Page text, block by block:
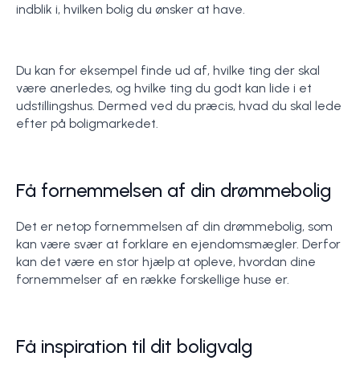
indblik i, hvilken bolig du ønsker at have.
Du kan for eksempel finde ud af, hvilke ting der skal
være anerledes, og hvilke ting du godt kan lide i et
udstillingshus. Dermed ved du præcis, hvad du skal lede
efter på boligmarkedet.
Få fornemmelsen af din drømmebolig
Det er netop fornemmelsen af din drømmebolig, som
kan være svær at forklare en ejendomsmægler. Derfor
kan det være en stor hjælp at opleve, hvordan dine
fornemmelser af en række forskellige huse er.
Få inspiration til dit boligvalg